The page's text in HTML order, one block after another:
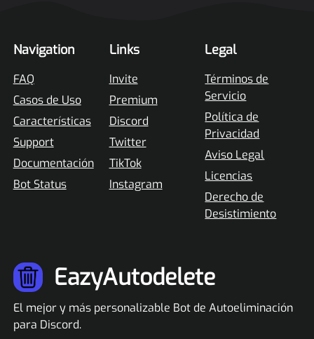
EazyAutodelete
El mejor y más personalizable Bot de Autoeliminación
para Discord.
Navigation
FAQ
Casos de Uso
Características
Support
Documentación
Bot Status
Links
Invite
Premium
Discord
Twitter
TikTok
Instagram
Legal
Términos de
Servicio
Política de
Privacidad
Aviso Legal
Licencias
Derecho de
Desistimiento